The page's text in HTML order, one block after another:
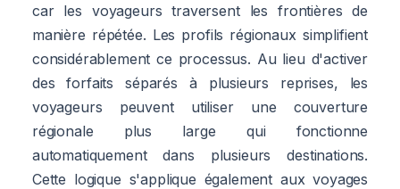
car les voyageurs traversent les frontières de
manière répétée. Les profils régionaux simplifient
considérablement ce processus. Au lieu d'activer
des forfaits séparés à plusieurs reprises, les
voyageurs peuvent utiliser une couverture
régionale plus large qui fonctionne
automatiquement dans plusieurs destinations.
Cette logique s'applique également aux voyages